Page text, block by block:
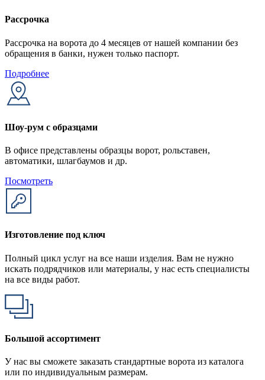
Рассрочка
Рассрочка на ворота до 4 месяцев от нашей компании без
обращения в банки, нужен только паспорт.
Подробнее
Шоу-рум с образцами
В офисе представлены образцы ворот, рольставен,
автоматики, шлагбаумов и др.
Посмотреть
Изготовление под ключ
Полный цикл услуг на все наши изделия. Вам не нужно
искать подрядчиков или материалы, у нас есть специалисты
на все виды работ.
Большой ассортимент
У нас вы сможете заказать стандартные ворота из каталога
или по индивидуальным размерам.